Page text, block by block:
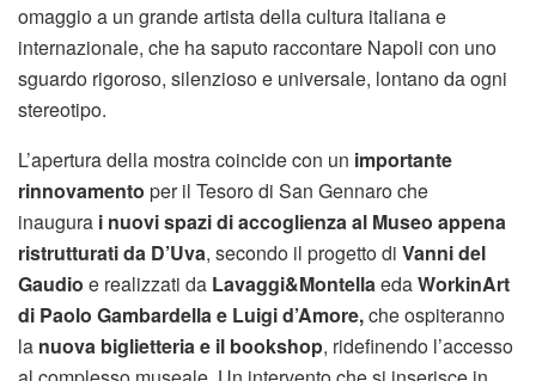
omaggio a un grande artista della cultura italiana e
internazionale, che ha saputo raccontare Napoli con uno
sguardo rigoroso, silenzioso e universale, lontano da ogni
stereotipo.
L’apertura della mostra coincide con un importante
rinnovamento per il Tesoro di San Gennaro che
inaugura i nuovi spazi di accoglienza al Museo appena
ristrutturati da D’Uva, secondo il progetto di Vanni del
Gaudio e realizzati da Lavaggi&MontellaedaWorkinArt
di Paolo Gambardella e Luigi d’Amore,che ospiteranno
la nuova biglietteria e il bookshop, ridefinendo l’accesso